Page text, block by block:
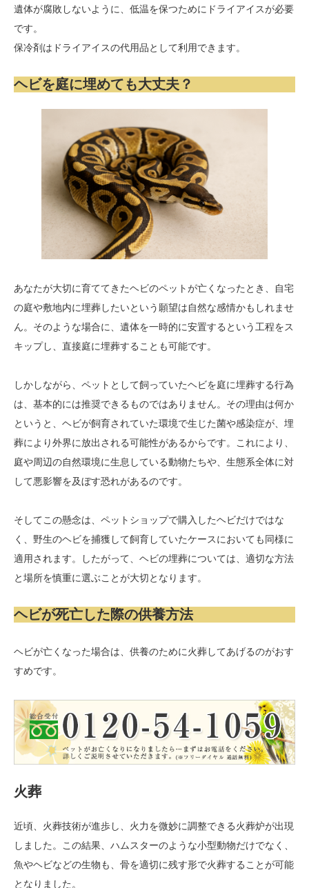
遺体が腐敗しないように、低温を保つためにドライアイスが必要
です。
保冷剤はドライアイスの代用品として利用できます。
ヘビを庭に埋めても大丈夫？
あなたが大切に育ててきたヘビのペットが亡くなったとき、自宅
の庭や敷地内に埋葬したいという願望は自然な感情かもしれませ
ん。そのような場合に、遺体を一時的に安置するという工程をス
キップし、直接庭に埋葬することも可能です。
しかしながら、ペットとして飼っていたヘビを庭に埋葬する行為
は、基本的には推奨できるものではありません。その理由は何か
というと、ヘビが飼育されていた環境で生じた菌や感染症が、埋
葬により外界に放出される可能性があるからです。これにより、
庭や周辺の自然環境に生息している動物たちや、生態系全体に対
して悪影響を及ぼす恐れがあるのです。
そしてこの懸念は、ペットショップで購入したヘビだけではな
く、野生のヘビを捕獲して飼育していたケースにおいても同様に
適用されます。したがって、ヘビの埋葬については、適切な方法
と場所を慎重に選ぶことが大切となります。
ヘビが死亡した際の供養方法
ヘビが亡くなった場合は、供養のために火葬してあげるのがおす
すめです。
火葬
近頃、火葬技術が進歩し、火力を微妙に調整できる火葬炉が出現
しました。この結果、ハムスターのような小型動物だけでなく、
魚やヘビなどの生物も、骨を適切に残す形で火葬することが可能
となりました。